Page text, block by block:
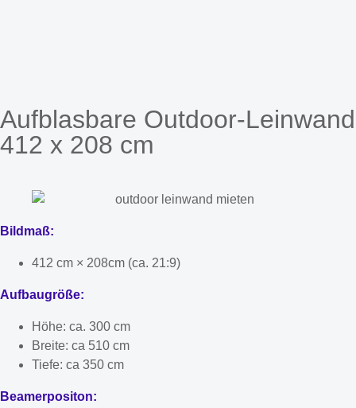
Aufblasbare Outdoor-Leinwand
412 x 208 cm
Bildmaß:
412 cm × 208cm (ca. 21:9)
Aufbaugröße:
Höhe: ca. 300 cm
Breite: ca 510 cm
Tiefe: ca 350 cm
Beamerpositon: